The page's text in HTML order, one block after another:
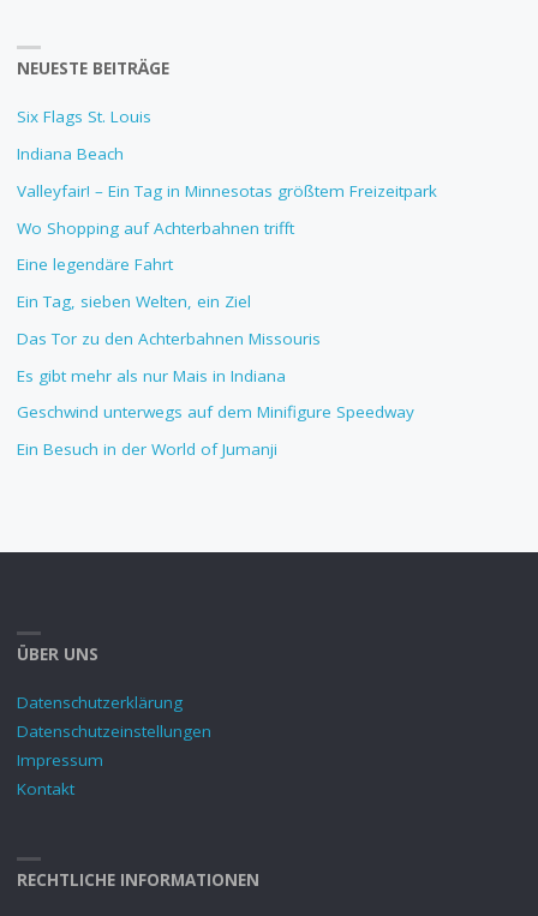
NEUESTE BEITRÄGE
Six Flags St. Louis
Indiana Beach
Valleyfair! – Ein Tag in Minnesotas größtem Freizeitpark
Wo Shopping auf Achterbahnen trifft
Eine legendäre Fahrt
Ein Tag, sieben Welten, ein Ziel
Das Tor zu den Achterbahnen Missouris
Es gibt mehr als nur Mais in Indiana
Geschwind unterwegs auf dem Minifigure Speedway
Ein Besuch in der World of Jumanji
ÜBER UNS
Datenschutzerklärung
Datenschutzeinstellungen
Impressum
Kontakt
RECHTLICHE INFORMATIONEN